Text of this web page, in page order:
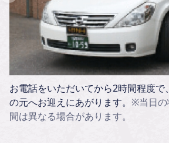
お電話をいただいてから2時間程度で
の元へお迎えにあがります。 ※当日の
間は異なる場合があります。